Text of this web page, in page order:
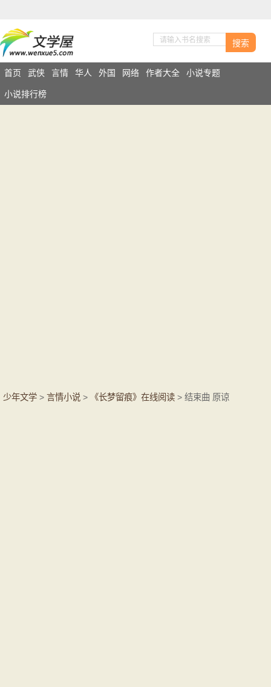
搜索
首页 武侠 言情 华人 外国 网络 作者大全 小说专题
小说排行榜
少年文学 > 言情小说 > 《长梦留痕》在线阅读 > 结束曲 原谅